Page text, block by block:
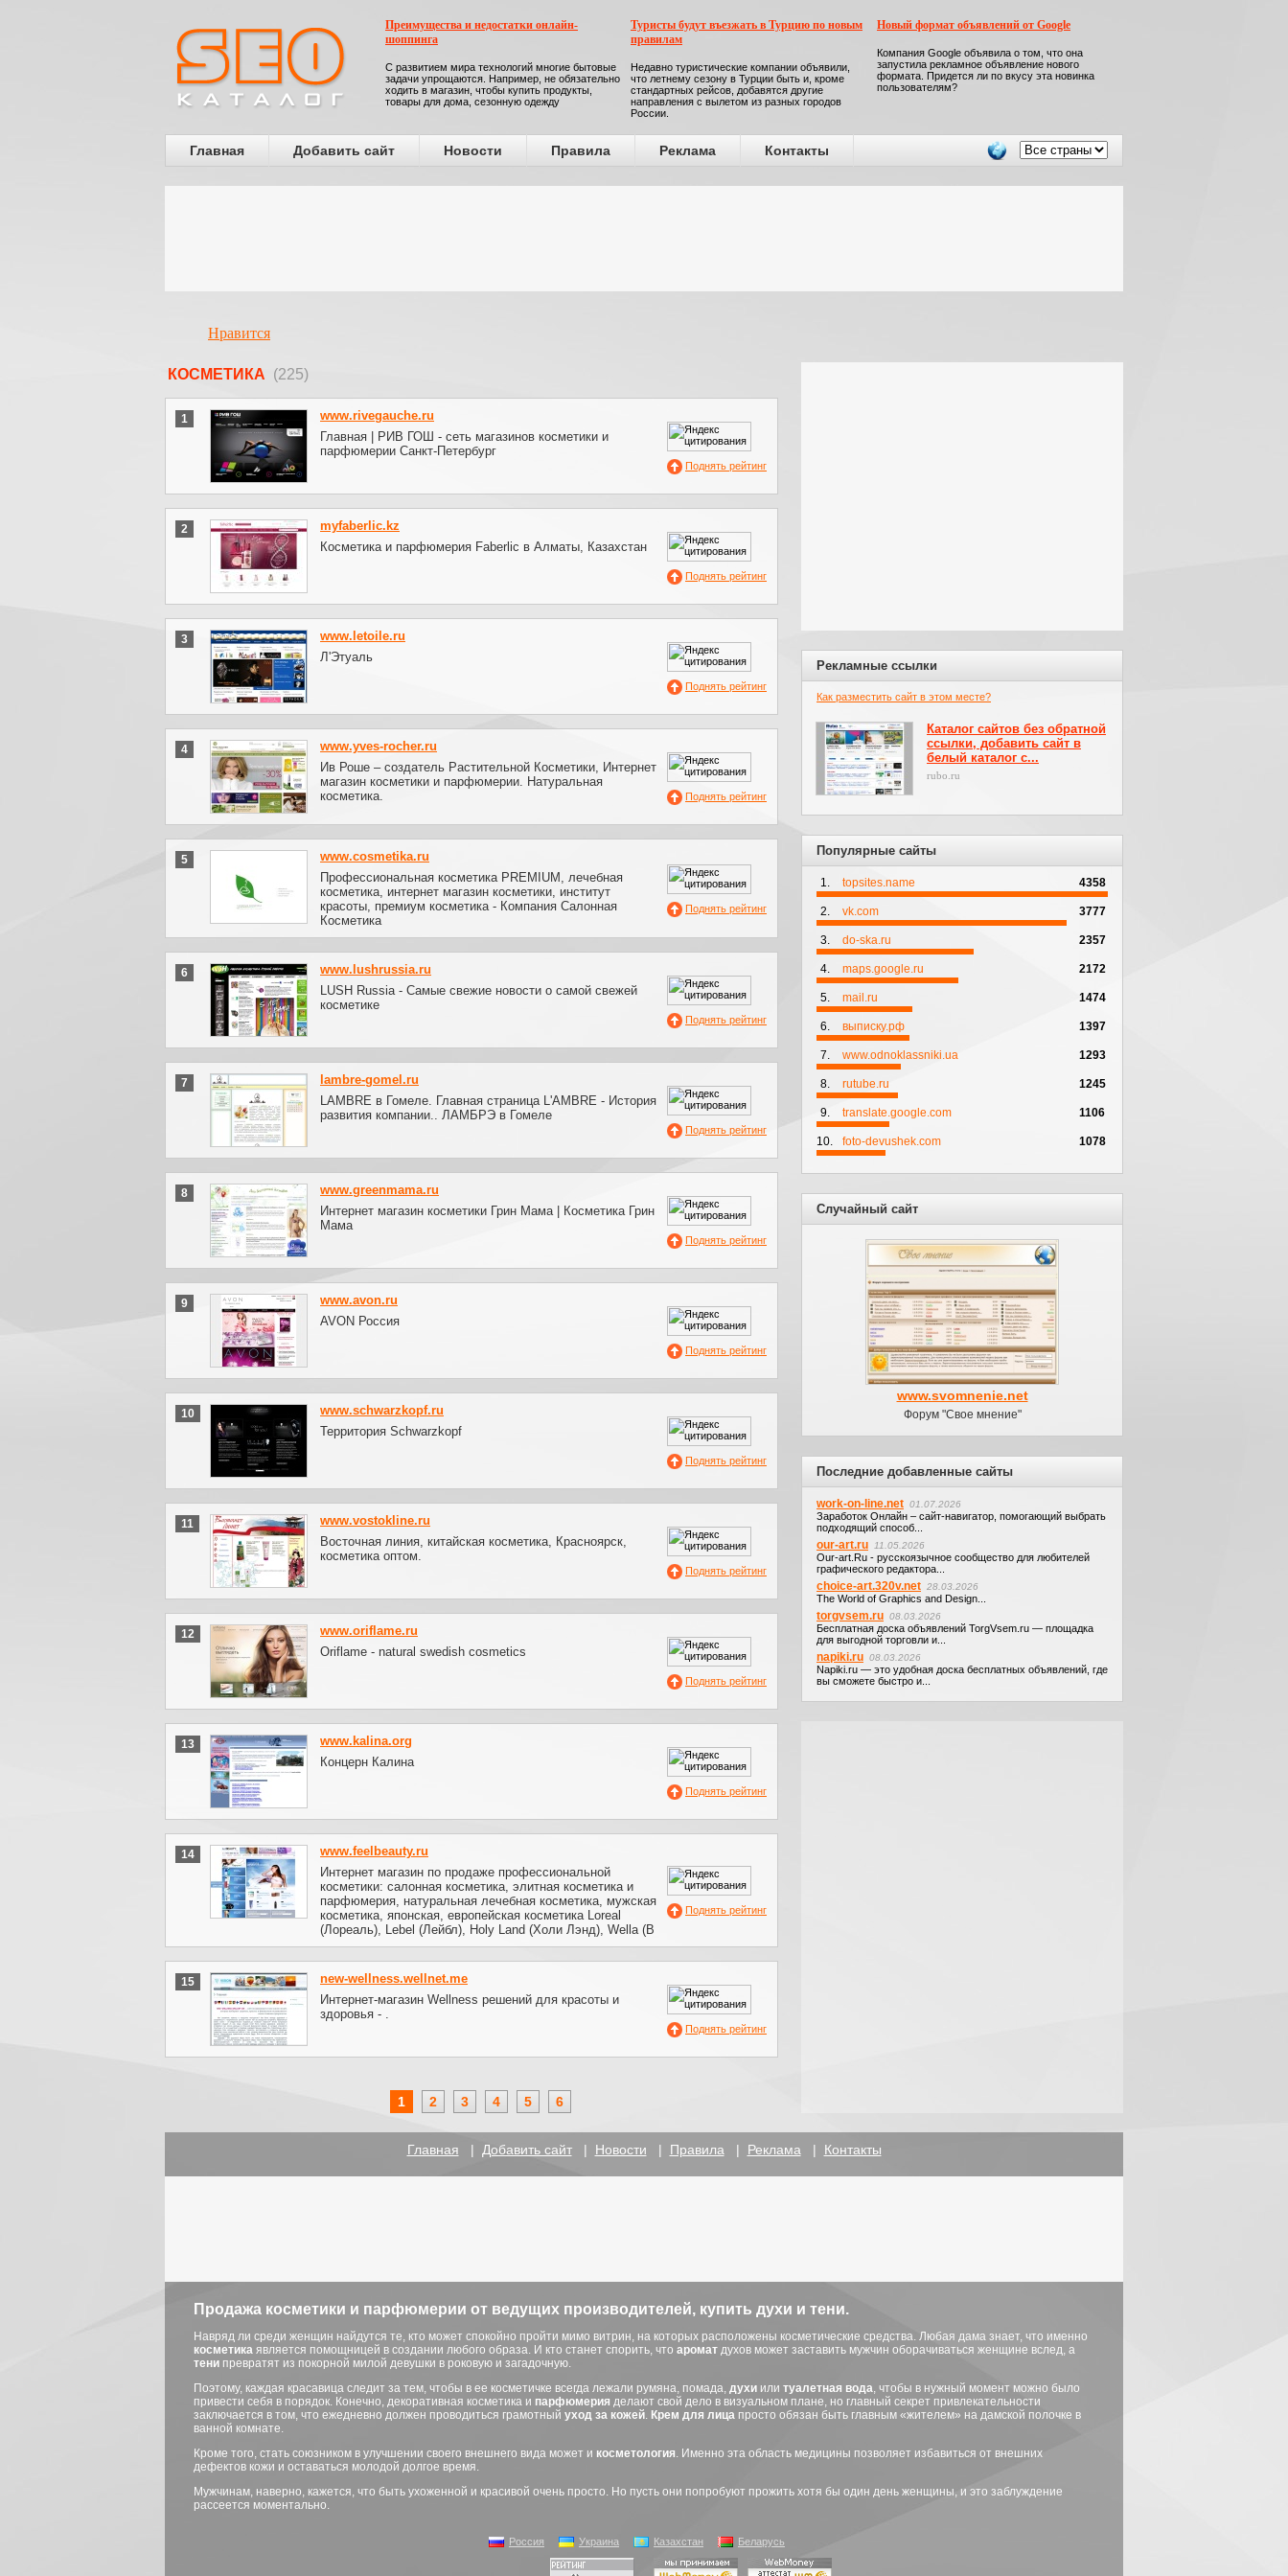
Преимущества и недостатки онлайн-
шоппинга
С развитием мира технологий многие бытовые
задачи упрощаются. Например, не обязательно
ходить в магазин, чтобы купить продукты,
товары для дома, сезонную одежду
Туристы будут въезжать в Турцию по новым
правилам
Недавно туристические компании объявили,
что летнему сезону в Турции быть и, кроме
стандартных рейсов, добавятся другие
направления с вылетом из разных городов
России.
Новый формат объявлений от Google
Компания Google объявила о том, что она
запустила рекламное объявление нового
формата. Придется ли по вкусу эта новинка
пользователям?
Главная Добавить сайт Новости Правила Реклама Контакты
Нравится
КОСМЕТИКА (225)
1
www.rivegauche.ru
Главная | РИВ ГОШ - сеть магазинов косметики и
парфюмерии Санкт-Петербург
Поднять рейтинг
2
myfaberlic.kz
Косметика и парфюмерия Faberlic в Алматы, Казахстан
Поднять рейтинг
3
www.letoile.ru
Л'Этуаль
Поднять рейтинг
4
www.yves-rocher.ru
Ив Роше – создатель Растительной Косметики, Интернет
магазин косметики и парфюмерии. Натуральная
косметика.
Поднять рейтинг
5
www.cosmetika.ru
Профессиональная косметика PREMIUM, лечебная
косметика, интернет магазин косметики, институт
красоты, премиум косметика - Компания Салонная
Косметика
Поднять рейтинг
6
www.lushrussia.ru
LUSH Russia - Самые свежие новости о самой свежей
косметике
Поднять рейтинг
7
lambre-gomel.ru
LAMBRE в Гомеле. Главная страница L'AMBRE - История
развития компании.. ЛАМБРЭ в Гомеле
Поднять рейтинг
8
www.greenmama.ru
Интернет магазин косметики Грин Мама | Косметика Грин
Мама
Поднять рейтинг
9
www.avon.ru
AVON Россия
Поднять рейтинг
10
www.schwarzkopf.ru
Территория Schwarzkopf
Поднять рейтинг
11
www.vostokline.ru
Восточная линия, китайская косметика, Красноярск,
косметика оптом.
Поднять рейтинг
12
www.oriflame.ru
Oriflame - natural swedish cosmetics
Поднять рейтинг
13
www.kalina.org
Концерн Калина
Поднять рейтинг
14
www.feelbeauty.ru
Интернет магазин по продаже профессиональной
косметики: салонная косметика, элитная косметика и
парфюмерия, натуральная лечебная косметика, мужская
косметика, японская, европейская косметика Loreal
(Лореаль), Lebel (Лейбл), Holy Land (Холи Лэнд), Wella (В
Поднять рейтинг
15
new-wellness.wellnet.me
Интернет-магазин Wellness решений для красоты и
здоровья - .
Поднять рейтинг
1 2 3 4 5 6
Рекламные ссылки
Как разместить сайт в этом месте?
Каталог сайтов без обратной
ссылки, добавить сайт в
белый каталог с...
rubo.ru
Популярные сайты
1. topsites.name 4358
2. vk.com 3777
3. do-ska.ru 2357
4. maps.google.ru 2172
5. mail.ru 1474
6. выписку.рф 1397
7. www.odnoklassniki.ua 1293
8. rutube.ru 1245
9. translate.google.com 1106
10. foto-devushek.com 1078
Случайный сайт
www.svomnenie.net
Форум "Свое мнение"
Последние добавленные сайты
work-on-line.net 01.07.2026
Заработок Онлайн – сайт-навигатор, помогающий выбрать
подходящий способ...
our-art.ru 11.05.2026
Our-art.Ru - русскоязычное сообщество для любителей
графического редактора...
choice-art.320v.net 28.03.2026
The World of Graphics and Design...
torgvsem.ru 08.03.2026
Бесплатная доска объявлений TorgVsem.ru — площадка
для выгодной торговли и...
napiki.ru 08.03.2026
Napiki.ru — это удобная доска бесплатных объявлений, где
вы сможете быстро и...
Главная | Добавить сайт| Новости | Правила | Реклама | Контакты
Продажа косметики и парфюмерии от ведущих производителей, купить духи и тени.
Навряд ли среди женщин найдутся те, кто может спокойно пройти мимо витрин, на которых расположены косметические средства. Любая дама знает, что именно
косметика является помощницей в создании любого образа. И кто станет спорить, что аромат духов может заставить мужчин оборачиваться женщине вслед, а
тени превратят из покорной милой девушки в роковую и загадочную.
Поэтому, каждая красавица следит за тем, чтобы в ее косметичке всегда лежали румяна, помада, духи или туалетная вода, чтобы в нужный момент можно было
привести себя в порядок. Конечно, декоративная косметика и парфюмерия делают свой дело в визуальном плане, но главный секрет привлекательности
заключается в том, что ежедневно должен проводиться грамотный уход за кожей. Крем для лица просто обязан быть главным «жителем» на дамской полочке в
ванной комнате.
Кроме того, стать союзником в улучшении своего внешнего вида может и косметология. Именно эта область медицины позволяет избавиться от внешних
дефектов кожи и оставаться молодой долгое время.
Мужчинам, наверно, кажется, что быть ухоженной и красивой очень просто. Но пусть они попробуют прожить хотя бы один день женщины, и это заблуждение
рассеется моментально.
Россия Украина Казахстан Беларусь